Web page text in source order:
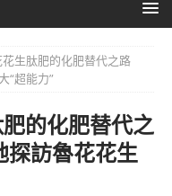
生肽肥的化肥替代之路
“超能力”
的化肥替代之
訪魯花花生